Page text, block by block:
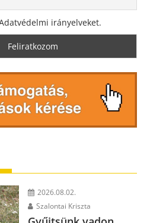
irányelveket.
2026.08.02.
Szalontai Kriszta